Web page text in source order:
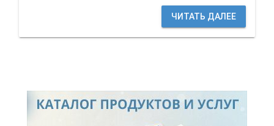
ЧИТАТЬ ДАЛЕЕ